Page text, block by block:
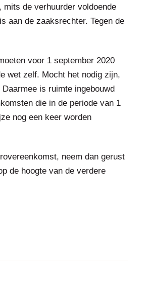
de verhuurder voldoende
aan de zaaksrechter. Tegen de
voor 1 september 2020
wet zelf. Mocht het nodig zijn,
is ruimte ingebouwd
die in de periode van 1
nog een keer worden
neem dan gerust
de hoogte van de verdere